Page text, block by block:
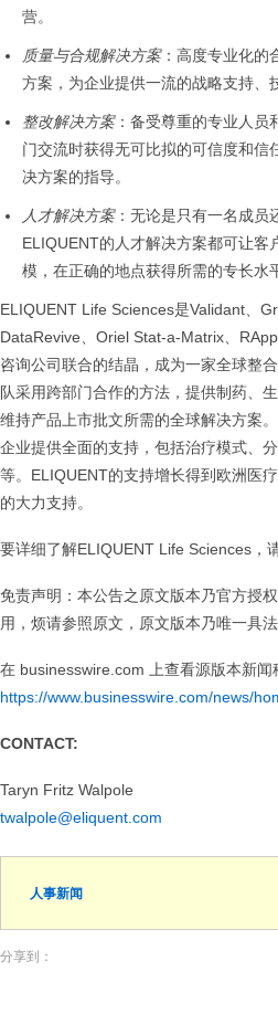
营。
质量与合规解决方案：高度专业化的
方案，为企业提供一流的战略支持、
整改解决方案：备受尊重的专业人员
门交流时获得无可比拟的可信度和信
决方案的指导。
人才解决方案：无论是只有一名成员
ELIQUENT的人才解决方案都可让客
模，在正确的地点获得所需的专长水
ELIQUENT Life Sciences是Validant、
DataRevive、Oriel Stat-a-Matrix、
咨询公司联合的结晶，成为一家全球整
队采用跨部门合作的方法，提供制药、
维持产品上市批文所需的全球解决方案
企业提供全面的支持，包括治疗模式、
等。ELIQUENT的支持增长得到欧洲医
的大力支持。
要详细了解ELIQUENT Life Sciences，
免责声明：本公告之原文版本乃官方授
用，烦请参照原文，原文版本乃唯一具法
在 businesswire.com 上查看源版本新闻
https://www.businesswire.com/news/
CONTACT:
Taryn Fritz Walpole
twalpole@eliquent.com
人事新闻
分享到：